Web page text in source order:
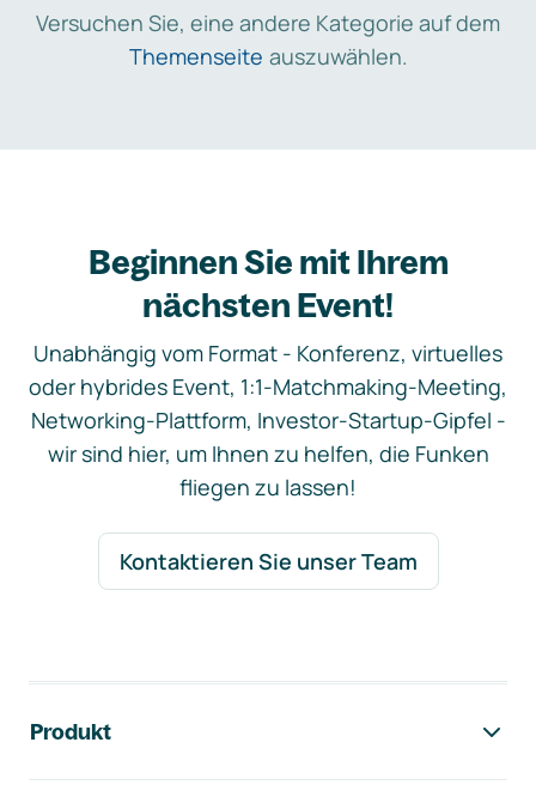
Versuchen Sie, eine andere Kategorie auf dem
Themenseite auszuwählen.
Beginnen Sie mit Ihrem
nächsten Event!
Unabhängig vom Format - Konferenz, virtuelles
oder hybrides Event, 1:1-Matchmaking-Meeting,
Networking-Plattform, Investor-Startup-Gipfel -
wir sind hier, um Ihnen zu helfen, die Funken
fliegen zu lassen!
Kontaktieren Sie unser Team
Produkt